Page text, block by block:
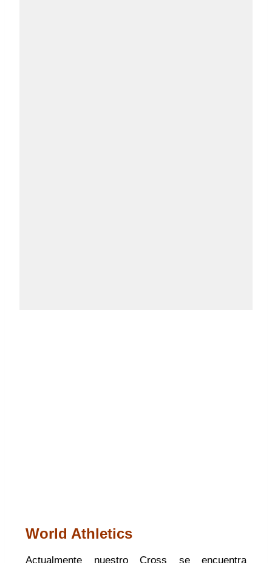
World Athletics
Actualmente nuestro Cross se encuentra